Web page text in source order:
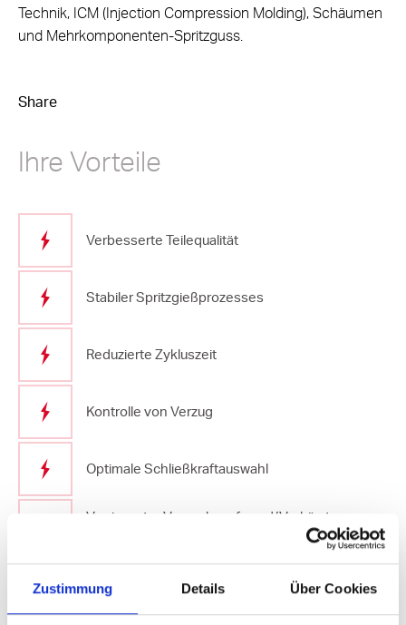
Zustimmung Details Über Cookies
Technik, ICM (Injection Compression Molding), Schäumen
und Mehrkomponenten-Spritzguss.
Share
Ihre Vorteile
Verbesserte Teilequalität
Stabiler Spritzgießprozesses
Reduzierte Zykluszeit
Kontrolle von Verzug
Optimale Schließkraftauswahl
Verringerter Versuchsaufwand/Verkürzte
Schnellere Markteinführung